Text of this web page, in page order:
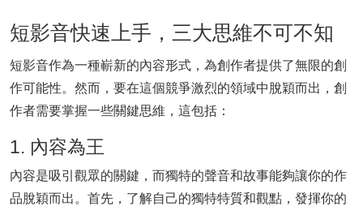
短影音快速上手，三大思維不可不知
短影音作為一種嶄新的內容形式，為創作者提供了無限的創
作可能性。然而，要在這個競爭激烈的領域中脫穎而出，創
作者需要掌握一些關鍵思維，這包括：
1. 內容為王
內容是吸引觀眾的關鍵，而獨特的聲音和故事能夠讓你的作
品脫穎而出。首先，了解自己的獨特特質和觀點，發揮你的